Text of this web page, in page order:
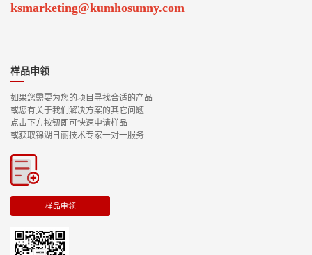
ksmarketing@kumhosunny.com
样品申领
如果您需要为您的项目寻找合适的产品
或您有关于我们解决方案的其它问题
点击下方按钮即可快速申请样品
或获取锦湖日丽技术专家一对一服务
样品申领